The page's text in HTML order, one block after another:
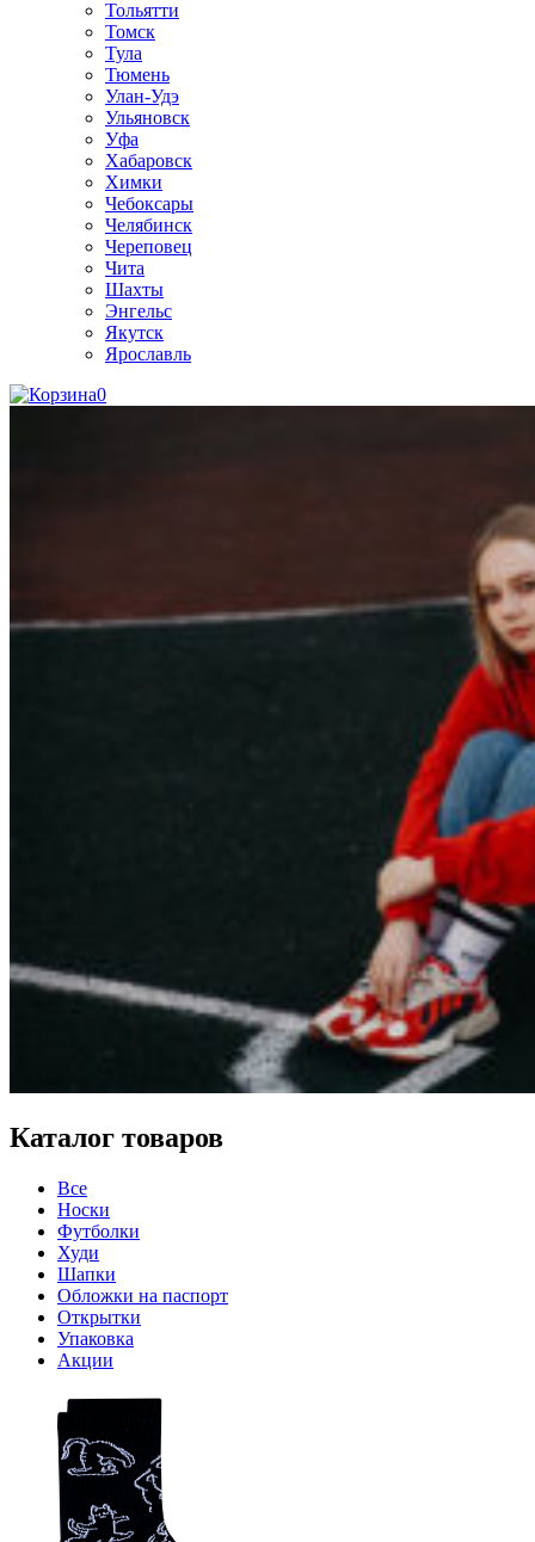
Тольятти
Томск
Тула
Тюмень
Улан-Удэ
Ульяновск
Уфа
Хабаровск
Химки
Чебоксары
Челябинск
Череповец
Чита
Шахты
Энгельс
Якутск
Ярославль
0
Каталог товаров
Все
Носки
Футболки
Худи
Шапки
Обложки на паспорт
Открытки
Упаковка
Акции